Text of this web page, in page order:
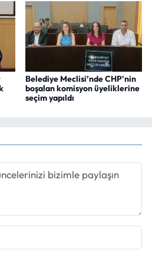
Belediye Meclisi’nde CHP'nin
boşalan komisyon üyeliklerine
seçim yapıldı